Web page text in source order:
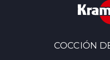
COCCIÓN